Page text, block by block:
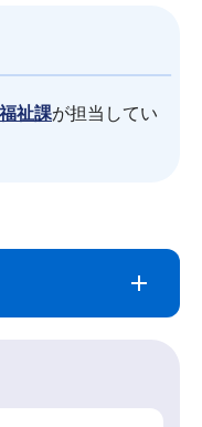
祉課が担当してい